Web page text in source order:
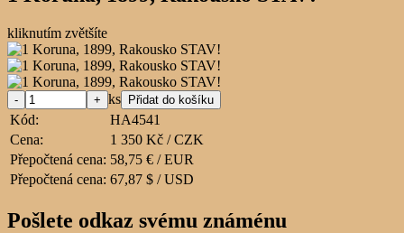
kliknutím zvětšíte
ks
Kód:
HA4541
Cena:
1 350 Kč / CZK
Přepočtená cena: 58,75 € / EUR
Přepočtená cena: 67,87 $ / USD
Pošlete odkaz svému známénu